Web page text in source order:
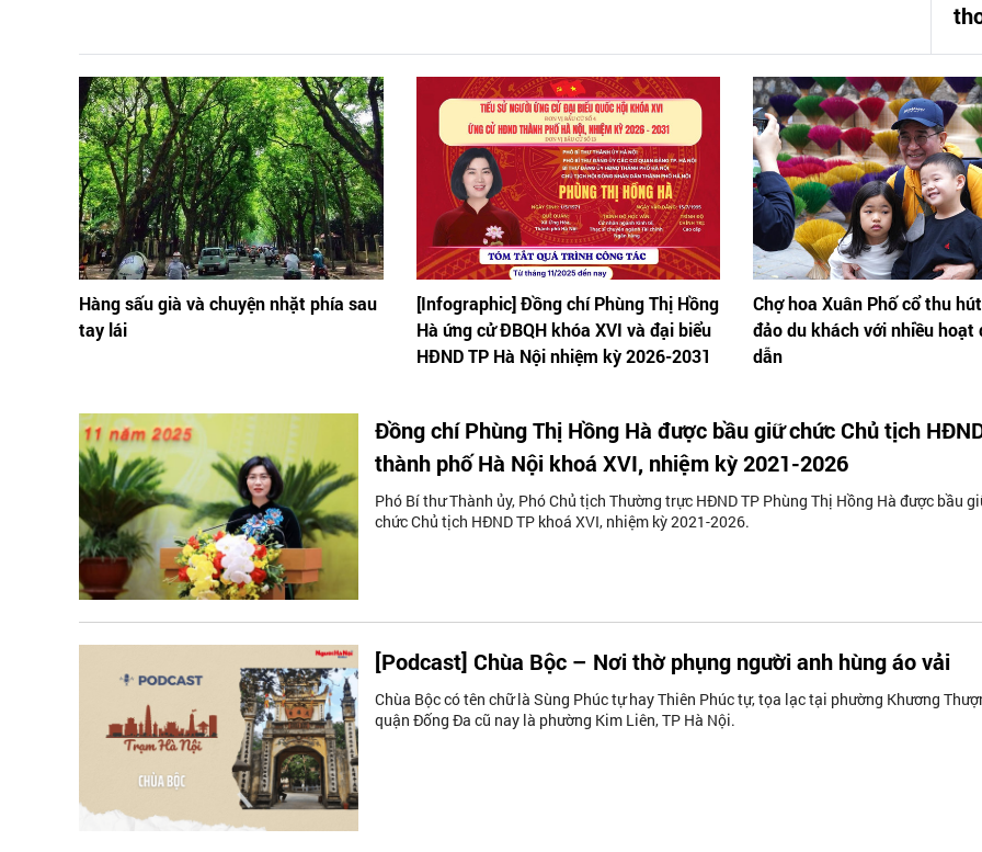
Hàng sấu già và chuyện nhặt phía sau
tay lái
[Infographic] Đồng chí Phùng Thị Hồng
Hà ứng cử ĐBQH khóa XVI và đại biểu
HĐND TP Hà Nội nhiệm kỳ 2026-2031
Chợ hoa Xuân Phố cổ thu
đảo du khách với nhiều hoạt
dẫn
Đồng chí Phùng Thị Hồng Hà được bầu giữ chức Chủ tịch
thành phố Hà Nội khoá XVI, nhiệm kỳ 2021-2026
Phó Bí thư Thành ủy, Phó Chủ tịch Thường trực HĐND TP Phùng Thị Hồng Hà được bầu
chức Chủ tịch HĐND TP khoá XVI, nhiệm kỳ 2021-2026.
[Podcast] Chùa Bộc – Nơi thờ phụng người anh hùng áo vải
Chùa Bộc có tên chữ là Sùng Phúc tự hay Thiên Phúc tự, tọa lạc tại phường Khương
quận Đống Đa cũ nay là phường Kim Liên, TP Hà Nội.